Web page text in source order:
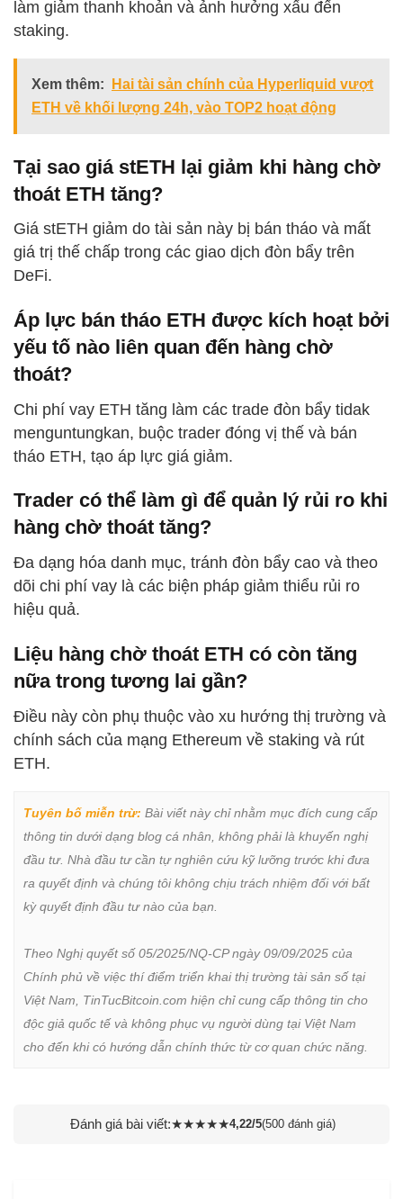
làm giảm thanh khoản và ảnh hưởng xấu đến
staking.
Xem thêm:
Hai tài sản chính của Hyperliquid vượt
ETH về khối lượng 24h, vào TOP2 hoạt động
Tại sao giá stETH lại giảm khi hàng chờ
thoát ETH tăng?
Giá stETH giảm do tài sản này bị bán tháo và mất
giá trị thế chấp trong các giao dịch đòn bẩy trên
DeFi.
Áp lực bán tháo ETH được kích hoạt bởi
yếu tố nào liên quan đến hàng chờ
thoát?
Chi phí vay ETH tăng làm các trade đòn bẩy tidak
menguntungkan, buộc trader đóng vị thế và bán
tháo ETH, tạo áp lực giá giảm.
Trader có thể làm gì để quản lý rủi ro khi
hàng chờ thoát tăng?
Đa dạng hóa danh mục, tránh đòn bẩy cao và theo
dõi chi phí vay là các biện pháp giảm thiểu rủi ro
hiệu quả.
Liệu hàng chờ thoát ETH có còn tăng
nữa trong tương lai gần?
Điều này còn phụ thuộc vào xu hướng thị trường và
chính sách của mạng Ethereum về staking và rút
ETH.
Tuyên bố miễn trừ: Bài viết này chỉ nhằm mục đích cung cấp
thông tin dưới dạng blog cá nhân, không phải là khuyến nghị
đầu tư. Nhà đầu tư cần tự nghiên cứu kỹ lưỡng trước khi đưa
ra quyết định và chúng tôi không chịu trách nhiệm đối với bất
kỳ quyết định đầu tư nào của bạn.
Theo Nghị quyết số 05/2025/NQ-CP ngày 09/09/2025 của
Chính phủ về việc thí điểm triển khai thị trường tài sản số tại
Việt Nam, TinTucBitcoin.com hiện chỉ cung cấp thông tin cho
độc giả quốc tế và không phục vụ người dùng tại Việt Nam
cho đến khi có hướng dẫn chính thức từ cơ quan chức năng.
Đánh giá bài viết:★★★★★4,22/5(500 đánh giá)